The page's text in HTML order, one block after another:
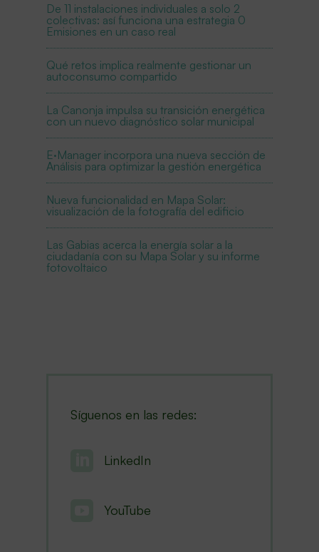
De 11 instalaciones individuales a solo 2
colectivas: así funciona una estrategia 0
Emisiones en un caso real
Qué retos implica realmente gestionar un
autoconsumo compartido
La Canonja impulsa su transición energética
con un nuevo diagnóstico solar municipal
E·Manager incorpora una nueva sección de
Análisis para optimizar la gestión energética
Nueva funcionalidad en Mapa Solar:
visualización de la fotografía del edificio
Las Gabias acerca la energía solar a la
ciudadanía con su Mapa Solar y su informe
fotovoltaico
Síguenos en las redes:
LinkedIn
YouTube